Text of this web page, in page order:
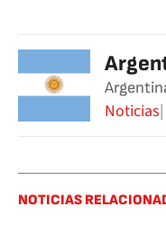
Noticias
NOTICIAS